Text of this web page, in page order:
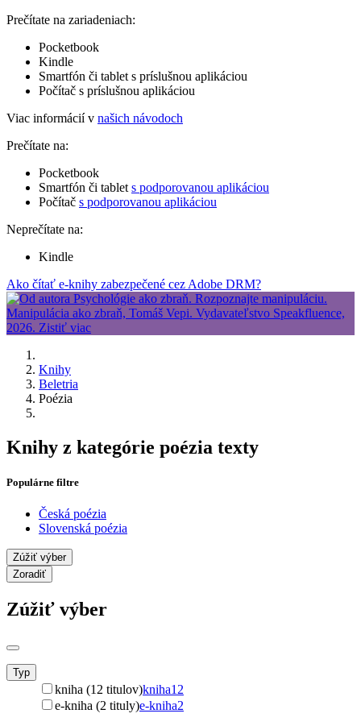
Prečítate na zariadeniach:
Pocketbook
Kindle
Smartfón či tablet s príslušnou aplikáciou
Počítač s príslušnou aplikáciou
Viac informácií v našich návodoch
Prečítate na:
Pocketbook
Smartfón či tablet s podporovanou aplikáciou
Počítač s podporovanou aplikáciou
Neprečítate na:
Kindle
Ako čítať e-knihy zabezpečené cez Adobe DRM?
Knihy
Beletria
Poézia
Knihy z kategórie poézia texty
Populárne filtre
Česká poézia
Slovenská poézia
Zúžiť výber
Zoradiť
Zúžiť výber
Typ
kniha (12 titulov)kniha12
e-kniha (2 tituly)e-kniha2